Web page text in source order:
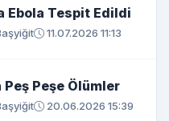
Ebola Tespit Edildi
11.07.2026 11:13
Peşe Ölümler
20.06.2026 15:39